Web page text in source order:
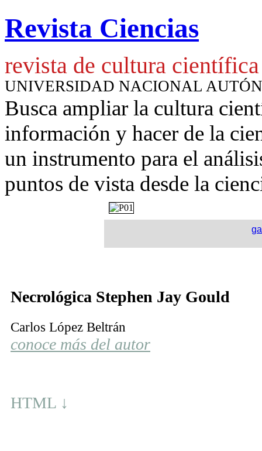
Revista Ciencias
revista de cultura científica
UNIVERSIDAD NACIONAL
Busca ampliar la cultura
información y hacer de la
un instrumento para el
puntos de vista desde la
Necrológica Stephen Jay Gould
Carlos López Beltrán
conoce más del autor
HTML ↓